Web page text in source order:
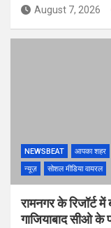
August 7, 2026
NEWSBEAT आपका शहर
न्यूज़
सोशल मीडिया वायरल
रामनगर के रिजॉर्ट
गाजियाबाद सीओ के